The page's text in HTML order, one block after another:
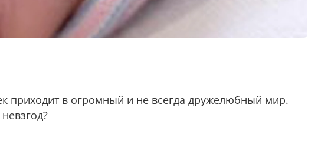
приходит в огромный и не всегда дружелюбный мир.